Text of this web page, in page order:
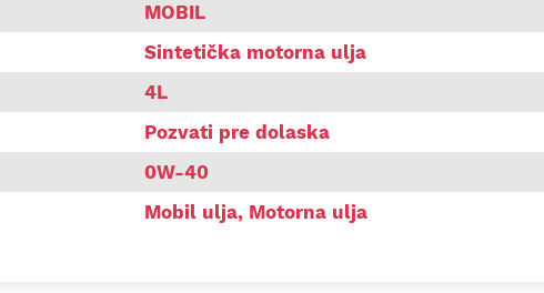
MOBIL
Sintetička motorna ulja
4L
Pozvati pre dolaska
0W-40
Mobil ulja, Motorna ulja